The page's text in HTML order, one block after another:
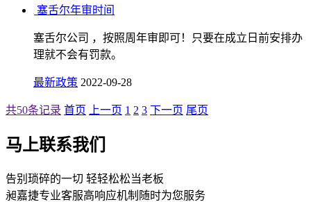
塞舌尔年审时间
塞舌尔公司 ，按照周年审即可！只要在成立日前安排办
理就不会有罚款。
最新政策 2022-09-28
共50条记录 首页 上一页 1 2 3 下一页 尾页
马上联系我们
告别琐碎的一切 轻轻松松当老板
昶嘉捷专业客服高响应机制随时为您服务